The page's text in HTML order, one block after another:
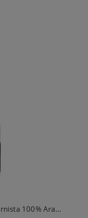
KIMBO Top Flavour - Kawa Ziarnista 100% Arabica 1kg